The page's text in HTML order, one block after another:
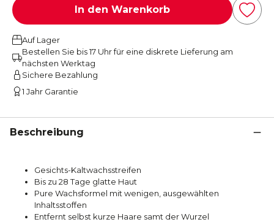
In den Warenkorb
Auf Lager
Bestellen Sie bis 17 Uhr für eine diskrete Lieferung am
nächsten Werktag
Sichere Bezahlung
1 Jahr Garantie
Beschreibung
Gesichts-Kaltwachsstreifen
Bis zu 28 Tage glatte Haut
Pure Wachsformel mit wenigen, ausgewählten
Inhaltsstoffen
Entfernt selbst kurze Haare samt der Wurzel